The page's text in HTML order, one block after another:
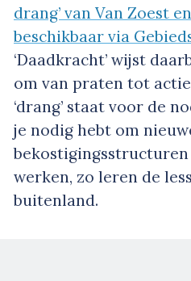
drang’ van Van Zoest
beschikbaar via
‘Daadkracht’ wijst
om van praten tot
‘drang’ staat voor de
je nodig hebt om
werken, zo leren de
buitenland.